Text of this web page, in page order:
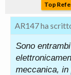
Top
AR147 ha
Sono
meccanica,